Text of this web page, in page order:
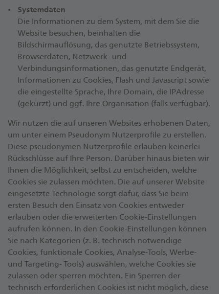
Systemdaten
Die Informationen zu dem System, mit dem Sie die
Website besuchen, beinhalten die
Bildschirmauflösung, das genutzte Betriebssystem,
Browserdaten, Netzwerk- und
Verbindungsinformationen, das genutzte Endgerät,
Informationen zu Cookies, Flash und Javascript sowie
die eingestellte Sprache, Ihre Domain, die IPAdresse
(gekürzt) und ggf. Ihre Organisation (falls verfügbar).
Wir nutzen die auf unseren Websites erhobenen Daten,
um unter einem Pseudonym Nutzerprofile zu erstellen.
Diese pseudonymen Nutzerprofile erlauben keinerlei
Rückschlüsse auf Ihre Person. Darüber hinaus bieten wir
Ihnen die Möglichkeit, selbst zu entscheiden, welche
Cookies sie zulassen möchten. Die auf unserer Website
eingesetzte Technologie sorgt dafür, dass Sie beim
ersten Besuch den Einsatz von Cookies entweder
erlauben oder die erweiterten Cookie-Einstellungen
aufrufen können. In den Cookie-Einstellungen können
Sie nach Kategorien (z. B. technisch notwendige
Cookies, funktionale Cookies, Analyse-Tools, Werbe-
und Targeting- Tools) auswählen, welche Cookies sie
zulassen oder sperren möchten. Ein Sperren der
technisch erforderlichen Cookies ist nicht möglich, diese